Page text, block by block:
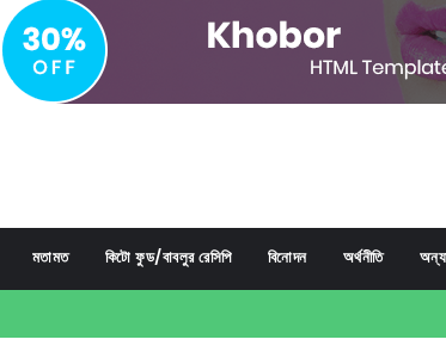
মতামত কিটো ফুড/বাবলুর রেসিপি বিনোদন অর্থনীতি